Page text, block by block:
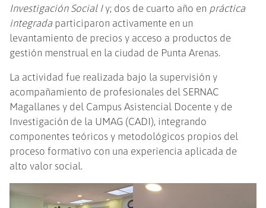
Investigación Social Iy; dos de cuarto año en práctica
integrada participaron activamente en un
levantamiento de precios y acceso a productos de
gestión menstrual en la ciudad de Punta Arenas.
La actividad fue realizada bajo la supervisión y
acompañamiento de profesionales del SERNAC
Magallanes y del Campus Asistencial Docente y de
Investigación de la UMAG (CADI), integrando
componentes teóricos y metodológicos propios del
proceso formativo con una experiencia aplicada de
alto valor social.